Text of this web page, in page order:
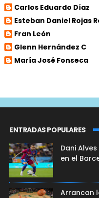
Carlos Eduardo Díaz
Esteban Daniel Rojas
Fran León
Glenn Hernández C
María José Fonseca
ENTRADAS POPULARES
Dani
en el
Arrancan